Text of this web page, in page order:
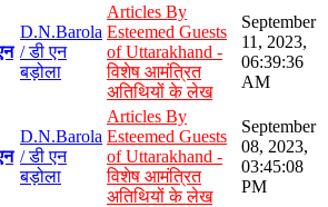
D.N.Barola
/ डी एन
बड़ोला
Articles By
Esteemed Guests
of Uttarakhand -
विशेष आमंत्रित
अतिथियों के लेख
September
11, 2023,
06:39:36
AM
D.N.Barola
/ डी एन
बड़ोला
Articles By
Esteemed Guests
of Uttarakhand -
विशेष आमंत्रित
अतिथियों के लेख
September
08, 2023,
03:45:08
PM